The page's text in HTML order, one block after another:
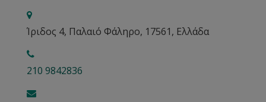
Ίριδος 4, Παλαιό Φάληρο, 17561, Ελλάδα
210 9842836